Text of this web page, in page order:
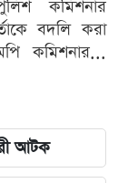
কমিশনার
বদলি করা
কমিশনার...
আটক